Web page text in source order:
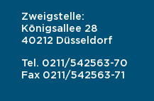
Zweigstelle:
Königsallee 28
40212 Düsseldorf
Tel. 0211/542563-70
Fax 0211/542563-71